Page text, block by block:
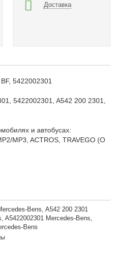
Доставка
5422002301
5422002301, A542 200 2301,
и автобусах:
MP3, ACTROS, TRAVEGO (O
Bens, A542 200 2301
A5422002301 Mercedes-Bens,
Bens